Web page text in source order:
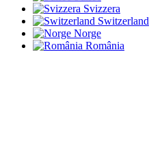
Svizzera
Switzerland
Norge
România